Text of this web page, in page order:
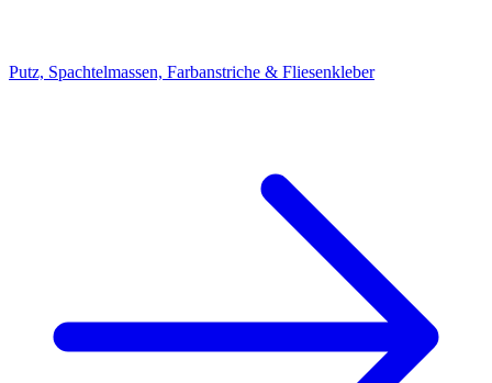
Putz, Spachtelmassen, Farbanstriche & Fliesenkleber